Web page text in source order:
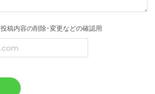
投稿内容の削除･変更などの確認用